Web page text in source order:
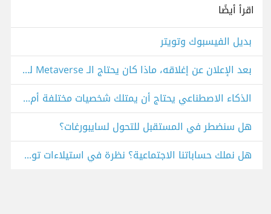
اقرأ أيضًا
بديل الفيسبوك وتويتر
بعد الإعلان عن إغلاقه، ماذا كان يحتاج الـ Metaverse لينجح على أرض الواقع؟
الذكاء الاصطناعي يحتاج أن يمتلك شخصيات مختلفة أم أن الحياد هو الأفضل؟
هل سنضطر في المستقبل للتحول لسايبورغات؟
هل نملك حساباتنا الاجتماعية؟ نظرة في استيلاءات تويتر على المعرفات